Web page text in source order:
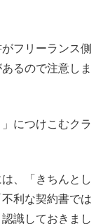
フリーランス側
るので注意しま
につけこむクラ
、「きちんとし
利な契約書では
識しておきまし